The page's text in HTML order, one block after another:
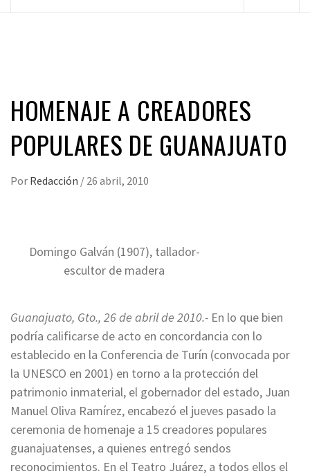
HOMENAJE A CREADORES
POPULARES DE GUANAJUATO
Por Redacción / 26 abril, 2010
Domingo Galván (1907), tallador-
escultor de madera
Guanajuato, Gto., 26 de abril de 2010.- En lo que bien
podría calificarse de acto en concordancia con lo
establecido en la Conferencia de Turín (convocada por
la UNESCO en 2001) en torno a la protección del
patrimonio inmaterial, el gobernador del estado, Juan
Manuel Oliva Ramírez, encabezó el jueves pasado la
ceremonia de homenaje a 15 creadores populares
guanajuatenses, a quienes entregó sendos
reconocimientos. En el Teatro Juárez, a todos ellos el